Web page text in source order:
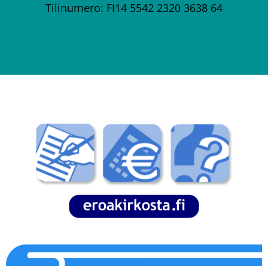
Tilinumero: FI14 5542 2320 3638 64